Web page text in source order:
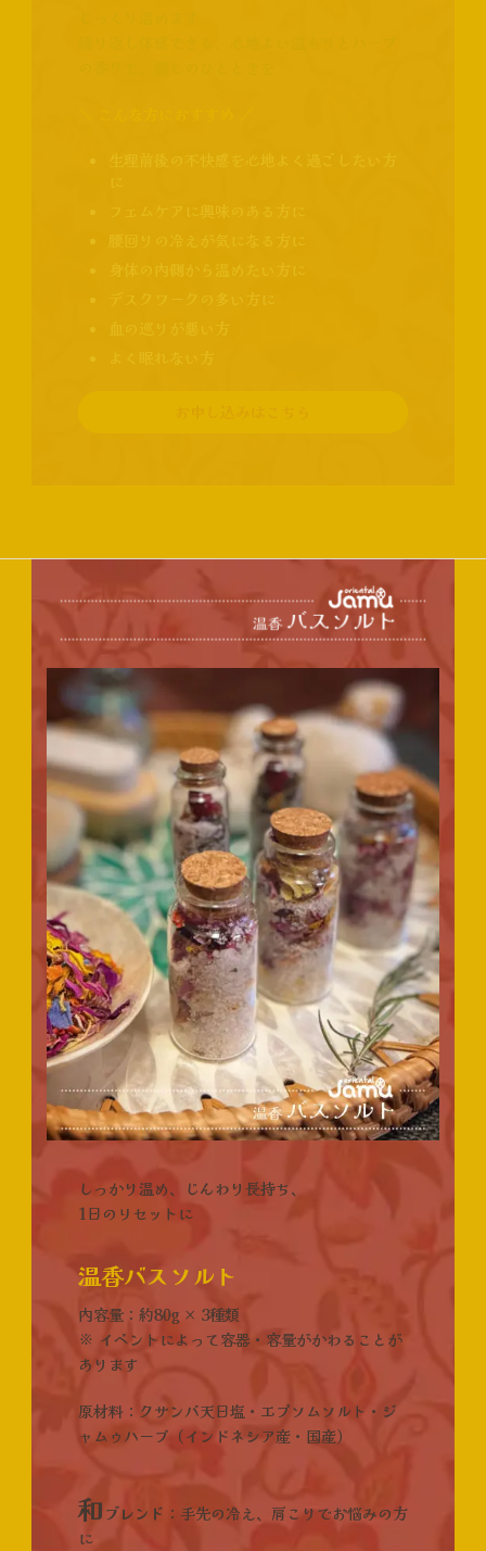
しっかり温め、じんわり長持ち、
1日のリセットに
温香バスソルト
内容量：約80g × 3種類
※ イベントによって容器・容量がかわることが
あります
原材料：クサンバ天日塩・エプソムソルト・ジ
ャムゥハーブ （インドネシア産・国産）
和 ブレンド ： 手先の冷え、肩こりでお悩みの方
に